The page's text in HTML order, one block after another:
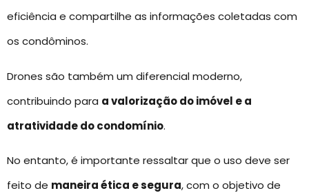
eficiência e compartilhe as informações coletadas com
os condôminos.
Drones são também um diferencial moderno,
contribuindo para a valorização do imóvel e a
atratividade do condomínio.
No entanto, é importante ressaltar que o uso deve ser
feito de maneira ética e segura, com o objetivo de